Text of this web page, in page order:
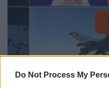
Do Not Process My